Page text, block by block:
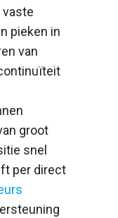
vaste
pieken in
van
groot
snel
per direct